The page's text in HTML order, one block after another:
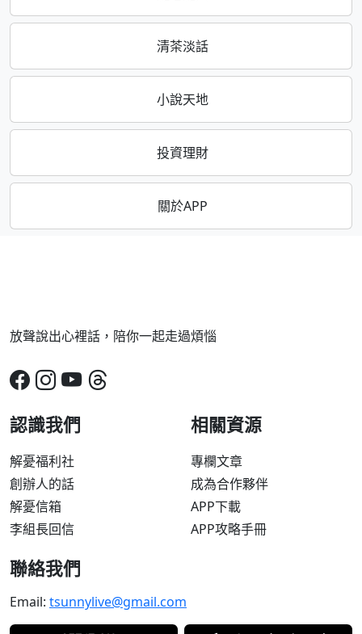
清茶淡話
小說天地
投資理財
關於APP
放聲說出心裡話，陪你一起走過煩惱
認識我們
解憂福利社
創辦人的話
解憂信箱
李組長回信
相關資源
專欄文章
成為合作夥伴
APP下載
APP攻略手冊
聯絡我們
Email: tsunnylive@gmail.com